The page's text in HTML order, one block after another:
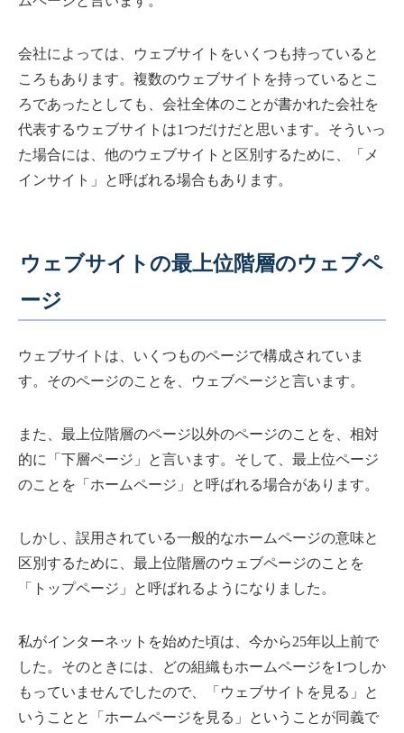
会社によっては、ウェブサイトをいくつも持っていると
ころもあります。複数のウェブサイトを持っているとこ
ろであったとしても、会社全体のことが書かれた会社を
代表するウェブサイトは1つだけだと思います。そういっ
た場合には、他のウェブサイトと区別するために、「メ
インサイト」と呼ばれる場合もあります。
ウェブサイトの最上位階層のウェブペ
ージ
ウェブサイトは、いくつものページで構成されていま
す。そのページのことを、ウェブページと言います。
また、最上位階層のページ以外のページのことを、相対
的に「下層ページ」と言います。そして、最上位ページ
のことを「ホームページ」と呼ばれる場合があります。
しかし、誤用されている一般的なホームページの意味と
区別するために、最上位階層のウェブページのことを
「トップページ」と呼ばれるようになりました。
私がインターネットを始めた頃は、今から25年以上前で
した。そのときには、どの組織もホームページを1つしか
もっていませんでしたので、「ウェブサイトを見る」と
いうことと「ホームページを見る」ということが同義で